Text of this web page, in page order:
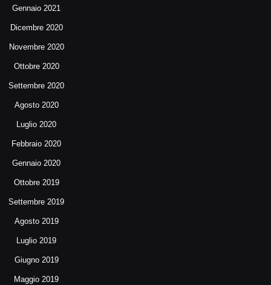
Gennaio 2021
Dicembre 2020
Novembre 2020
Ottobre 2020
Settembre 2020
Agosto 2020
Luglio 2020
Febbraio 2020
Gennaio 2020
Ottobre 2019
Settembre 2019
Agosto 2019
Luglio 2019
Giugno 2019
Maggio 2019